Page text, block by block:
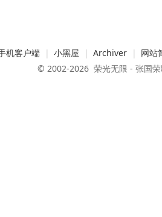
机客户端 | 小黑屋 | Archiver | 网站
© 2002-2026 荣光无限 - 张国